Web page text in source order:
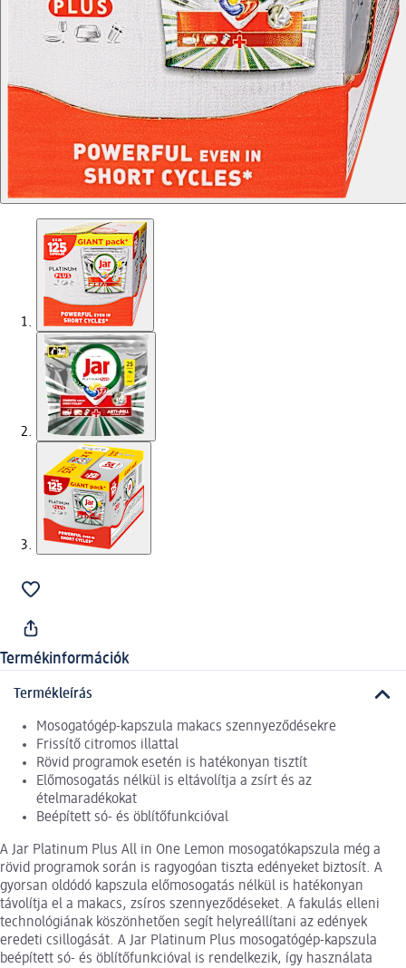
Termékinformációk
Termékleírás
Mosogatógép-kapszula makacs szennyeződésekre
Frissítő citromos illattal
Rövid programok esetén is hatékonyan tisztít
Előmosogatás nélkül is eltávolítja a zsírt és az
ételmaradékokat
Beépített só- és öblítőfunkcióval
A Jar Platinum Plus All in One Lemon mosogatókapszula még a
rövid programok során is ragyogóan tiszta edényeket biztosít. A
gyorsan oldódó kapszula előmosogatás nélkül is hatékonyan
távolítja el a makacs, zsíros szennyeződéseket. A fakulás elleni
technológiának köszönhetően segít helyreállítani az edények
eredeti csillogását. A Jar Platinum Plus mosogatógép-kapszula
beépített só- és öblítőfunkcióval is rendelkezik, így használata